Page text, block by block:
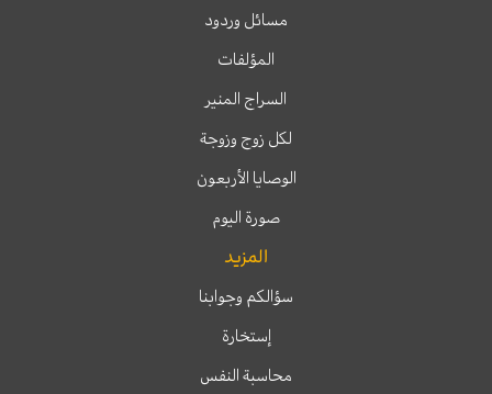
مسائل وردود
المؤلفات
السراج المنير
لكل زوج وزوجة
الوصايا الأربعون
صورة اليوم
المزيد
سؤالكم وجوابنا
إستخارة
محاسبة النفس